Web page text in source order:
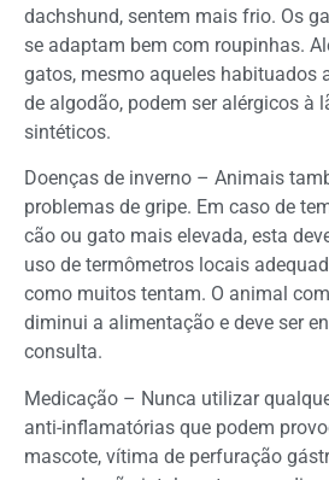
dachshund, sentem mais frio. Os
se adaptam bem com roupinhas.
gatos, mesmo aqueles habituados
de algodão, podem ser alérgicos à
sintéticos.
Doenças de inverno – Animais
problemas de gripe. Em caso de
cão ou gato mais elevada, esta
uso de termômetros locais
como muitos tentam. O animal
diminui a alimentação e deve ser
consulta.
Medicação – Nunca utilizar
anti-inflamatórias que podem
mascote, vítima de perfuração